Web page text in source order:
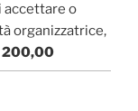
accettare o
organizzatrice,
200,00